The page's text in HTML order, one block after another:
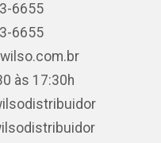
6655
6655
às 17:30h